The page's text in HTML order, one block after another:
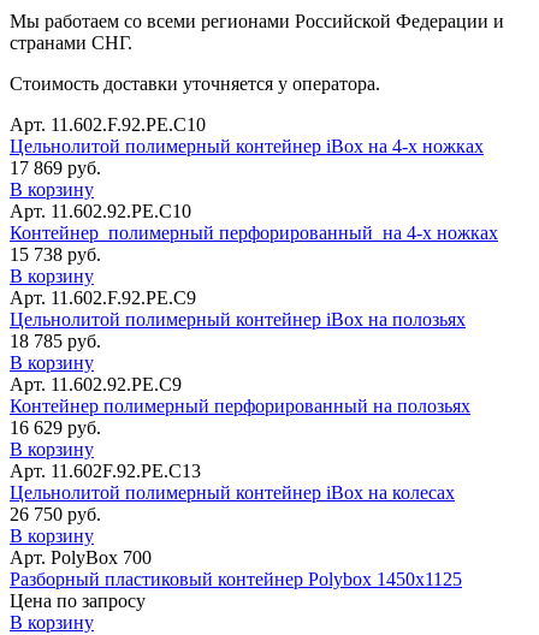
Мы работаем со всеми регионами Российской Федерации и
странами СНГ.
Стоимость доставки уточняется у оператора.
Арт. 11.602.F.92.РЕ.С10
Цельнолитой полимерный контейнер iBox на 4-х ножках
17 869 руб.
В корзину
Арт. 11.602.92.РЕ.С10
Контейнер полимерный перфорированный на 4-х ножках
15 738 руб.
В корзину
Арт. 11.602.F.92.РЕ.С9
Цельнолитой полимерный контейнер iBox на полозьях
18 785 руб.
В корзину
Арт. 11.602.92.РЕ.С9
Контейнер полимерный перфорированный на полозьях
16 629 руб.
В корзину
Арт. 11.602F.92.РЕ.С13
Цельнолитой полимерный контейнер iBox на колесах
26 750 руб.
В корзину
Арт. PolyBox 700
Разборный пластиковый контейнер Polybox 1450х1125
Цена по запросу
В корзину